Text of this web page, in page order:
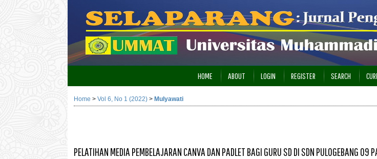
HOME ABOUT LOGIN REGISTER SEARCH
Home > Vol 6, No 1 (2022) > Mulyawati
PELATIHAN MEDIA PEMBELAJARAN CANVA DAN PADLET BAGI GURU SD DI SDN PULOGEBANG 09